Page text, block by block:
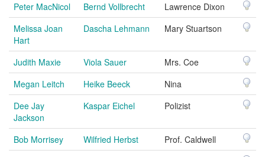
Peter MacNicol
Bernd Vollbrecht
Lawrence Dixon
Melissa Joan
Hart
Dascha Lehmann Mary Stuartson
Judith Maxie Viola Sauer
Mrs. Coe
Megan Leitch
Heike Beeck
Nina
Dee Jay
Jackson
Kaspar Eichel Polizist
Bob Morrisey Wilfried Herbst
Prof. Caldwell